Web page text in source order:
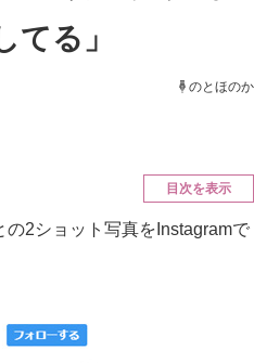
品の技術・比較・事例 製造業
エネ
てる」
のとほのか
目次を表示
2ショット写真をInstagramで